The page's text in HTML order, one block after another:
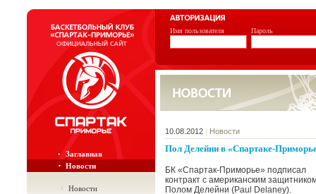
Имя пользователя Пароль
Заглавная
Новости
Новости
10.08.2012 | Новости
Пол Делейни в «Спартаке-
БК «Спартак-Приморье» подписал
контракт с американским
Полом Делейни (Paul Delaney).